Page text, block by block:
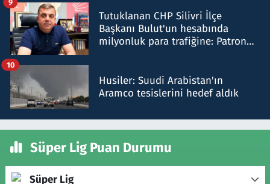
Tutuklanan CHP Silivri İlçe
Başkanı Bulut'un hesabında
milyonluk para trafiğine: Patron
9
Husiler: Suudi Arabistan'ın
Aramco tesislerini hedef aldık
10
Süper Lig Puan Durumu
Süper Lig